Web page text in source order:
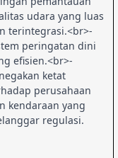
udara yang luas
terintegrasi.<br>-
peringatan dini
efisien.<br>-
ketat
perusahaan
kendaraan yang
regulasi.